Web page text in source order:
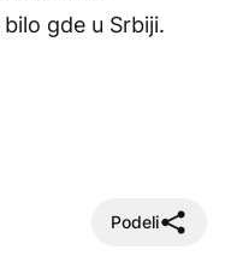
bilo gde u Srbiji.
Podeli